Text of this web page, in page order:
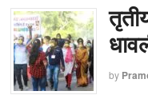
by